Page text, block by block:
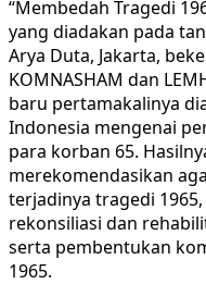
“Membedah Tragedi
yang diadakan pada
Arya Duta, Jakarta,
KOMNASHAM dan
baru pertamakalinya
Indonesia mengenai
para korban 65.
merekomendasikan
terjadinya tragedi
rekonsiliasi dan
serta pembentukan
1965.